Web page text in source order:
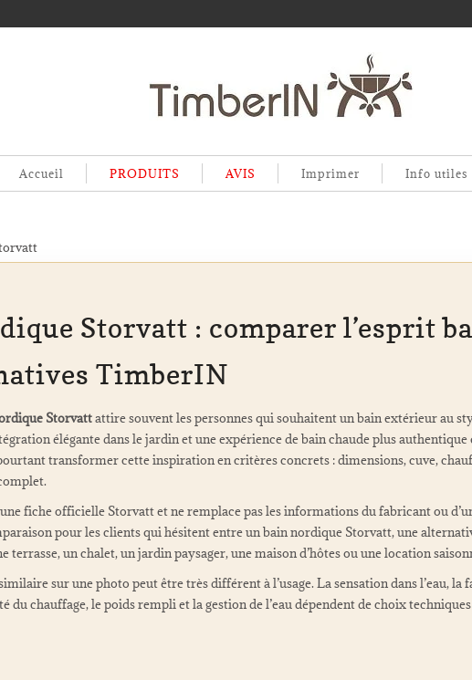
Accueil PRODUITS AVIS Imprimer Info utiles
Storvatt : comparer l’esprit
TimberIN
Storvattattire souvent les personnes qui souhaitent un bain extérieur au
élégante dans le jardin et une expérience de bain chaude plus authentique
transformer cette inspiration en critères concrets : dimensions, cuve,
une fiche officielle Storvatt et ne remplace pas les informations du fabricant ou
pour les clients qui hésitent entre un bain nordique Storvatt, une
terrasse, un chalet, un jardin paysager, une maison d’hôtes ou une location
sur une photo peut être très différent à l’usage. La sensation dans l’eau,
du chauffage, le poids rempli et la gestion de l’eau dépendent de choix